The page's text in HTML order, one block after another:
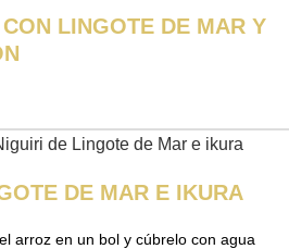
LINGOTE DE MAR Y
DE MAR E IKURA
arroz en un bol y cúbrelo con agua